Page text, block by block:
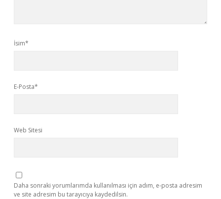
İsim*
E-Posta*
Web Sitesi
Daha sonraki yorumlarımda kullanılması için adım, e-posta adresim
ve site adresim bu tarayıcıya kaydedilsin.